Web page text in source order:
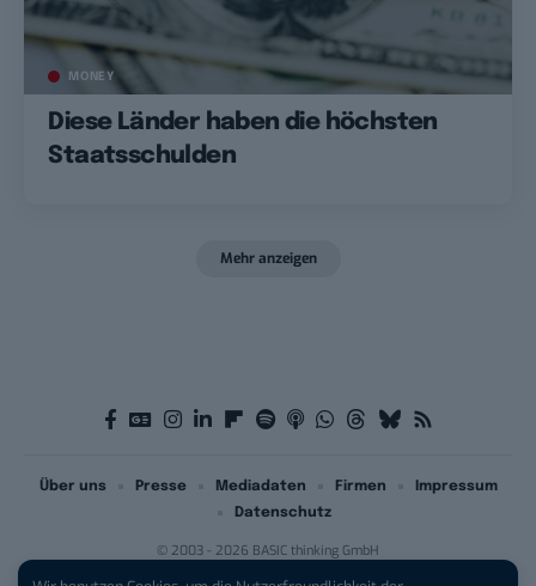
MONEY
Diese Länder haben die höchsten
Staatsschulden
Mehr anzeigen
© 2003 - 2026 BASIC thinking GmbH
Über uns Presse Mediadaten Firmen
Impressum
Datenschutz